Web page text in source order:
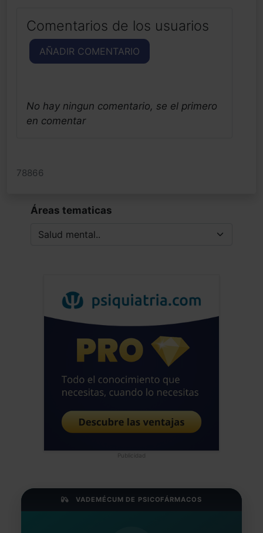
Comentarios de los usuarios
AÑADIR COMENTARIO
No hay ningun comentario, se el primero
en comentar
78866
Áreas tematicas
Publicidad
VADEMÉCUM DE PSICOFÁRMACOS